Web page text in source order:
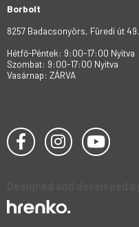
Borbolt
8257 Badacsonyörs, Füredi út 49.
Hétfő-Péntek: 9:00-17:00 Nyitva
Szombat: 9:00-17:00 Nyitva
Vasárnap: ZÁRVA